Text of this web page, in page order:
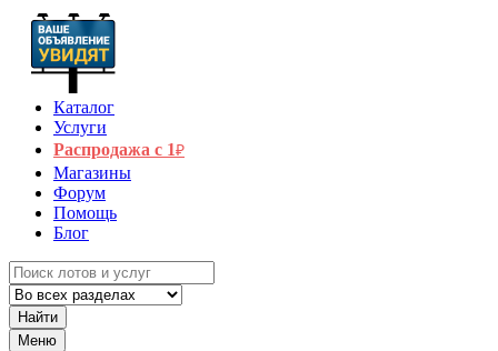
Каталог
Услуги
Распродажа с 1₽
Магазины
Форум
Помощь
Блог
Найти
Меню